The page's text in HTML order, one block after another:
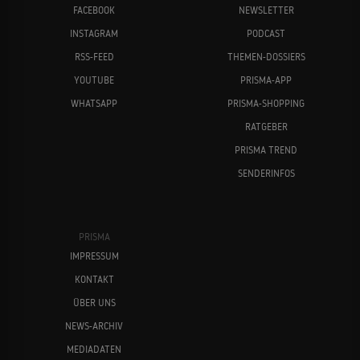
FACEBOOK
INSTAGRAM
RSS-FEED
YOUTUBE
WHATSAPP
NEWSLETTER
PODCAST
THEMEN-DOSSIERS
PRISMA-APP
PRISMA-SHOPPING
RATGEBER
PRISMA TREND
SENDERINFOS
PRISMA
IMPRESSUM
KONTAKT
ÜBER UNS
NEWS-ARCHIV
MEDIADATEN